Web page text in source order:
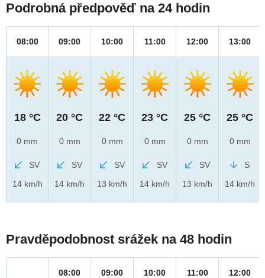
Podrobná předpověď na 24 hodin
08:00
18 °C
0 mm
SV
14 km/h
09:00
20 °C
0 mm
SV
14 km/h
10:00
22 °C
0 mm
SV
13 km/h
11:00
23 °C
0 mm
SV
14 km/h
12:00
25 °C
0 mm
SV
13 km/h
13:00
25 °C
0 mm
S
14 km/h
Pravděpodobnost srážek na 48 hodin
08:00
09:00
10:00
11:00
12:00